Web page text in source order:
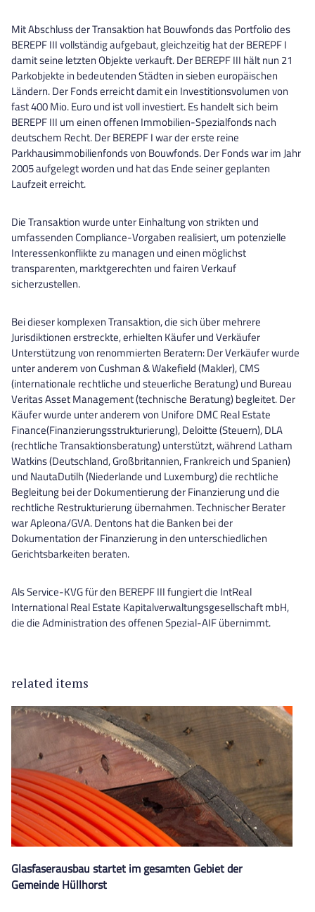
Mit Abschluss der Transaktion hat Bouwfonds das Portfolio des
BEREPF III vollständig aufgebaut, gleichzeitig hat der BEREPF I
damit seine letzten Objekte verkauft. Der BEREPF III hält nun 21
Parkobjekte in bedeutenden Städten in sieben europäischen
Ländern. Der Fonds erreicht damit ein Investitionsvolumen von
fast 400 Mio. Euro und ist voll investiert. Es handelt sich beim
BEREPF III um einen offenen Immobilien-Spezialfonds nach
deutschem Recht. Der BEREPF I war der erste reine
Parkhausimmobilienfonds von Bouwfonds. Der Fonds war im Jahr
2005 aufgelegt worden und hat das Ende seiner geplanten
Laufzeit erreicht.
Die Transaktion wurde unter Einhaltung von strikten und
umfassenden Compliance-Vorgaben realisiert, um potenzielle
Interessenkonflikte zu managen und einen möglichst
transparenten, marktgerechten und fairen Verkauf
sicherzustellen.
Bei dieser komplexen Transaktion, die sich über mehrere
Jurisdiktionen erstreckte, erhielten Käufer und Verkäufer
Unterstützung von renommierten Beratern: Der Verkäufer wurde
unter anderem von Cushman & Wakefield (Makler), CMS
(internationale rechtliche und steuerliche Beratung) und Bureau
Veritas Asset Management (technische Beratung) begleitet. Der
Käufer wurde unter anderem von Unifore DMC Real Estate
Finance(Finanzierungsstrukturierung), Deloitte (Steuern), DLA
(rechtliche Transaktionsberatung) unterstützt, während Latham
Watkins (Deutschland, Großbritannien, Frankreich und Spanien)
und NautaDutilh (Niederlande und Luxemburg) die rechtliche
Begleitung bei der Dokumentierung der Finanzierung und die
rechtliche Restrukturierung übernahmen. Technischer Berater
war Apleona/GVA. Dentons hat die Banken bei der
Dokumentation der Finanzierung in den unterschiedlichen
Gerichtsbarkeiten beraten.
Als Service-KVG für den BEREPF III fungiert die IntReal
International Real Estate Kapitalverwaltungsgesellschaft mbH,
die die Administration des offenen Spezial-AIF übernimmt.
related items
Glasfaserausbau startet im gesamten Gebiet der
Gemeinde Hüllhorst